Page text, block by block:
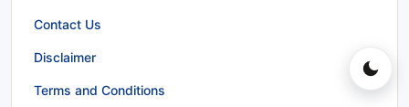
Contact Us
Disclaimer
Terms and Conditions